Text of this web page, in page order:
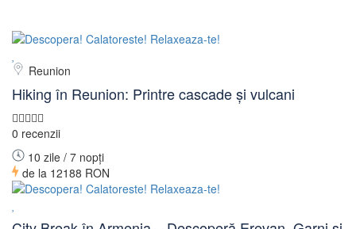
Reunion
Hiking în Reunion: Printre cascade și vulcani
0 recenzii
10 zile / 7 nopți
de la 12188 RON